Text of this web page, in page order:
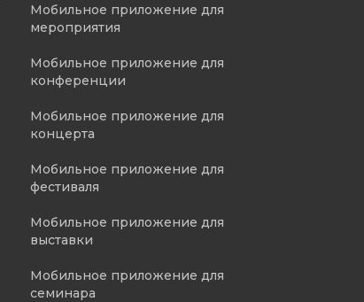
Мобильное приложение для
мероприятия
Мобильное приложение для
конференции
Мобильное приложение для
концерта
Мобильное приложение для
фестиваля
Мобильное приложение для
выставки
Мобильное приложение для
семинара